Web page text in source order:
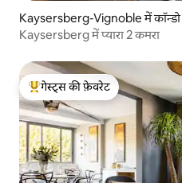
Kaysersberg-Vignoble में कॉन्डो
Kaysersberg में प्यारा 2 कमरा
गेस्ट्स का टॉप फ़ेवरेट
गेस्ट्स की फ़ेवरेट